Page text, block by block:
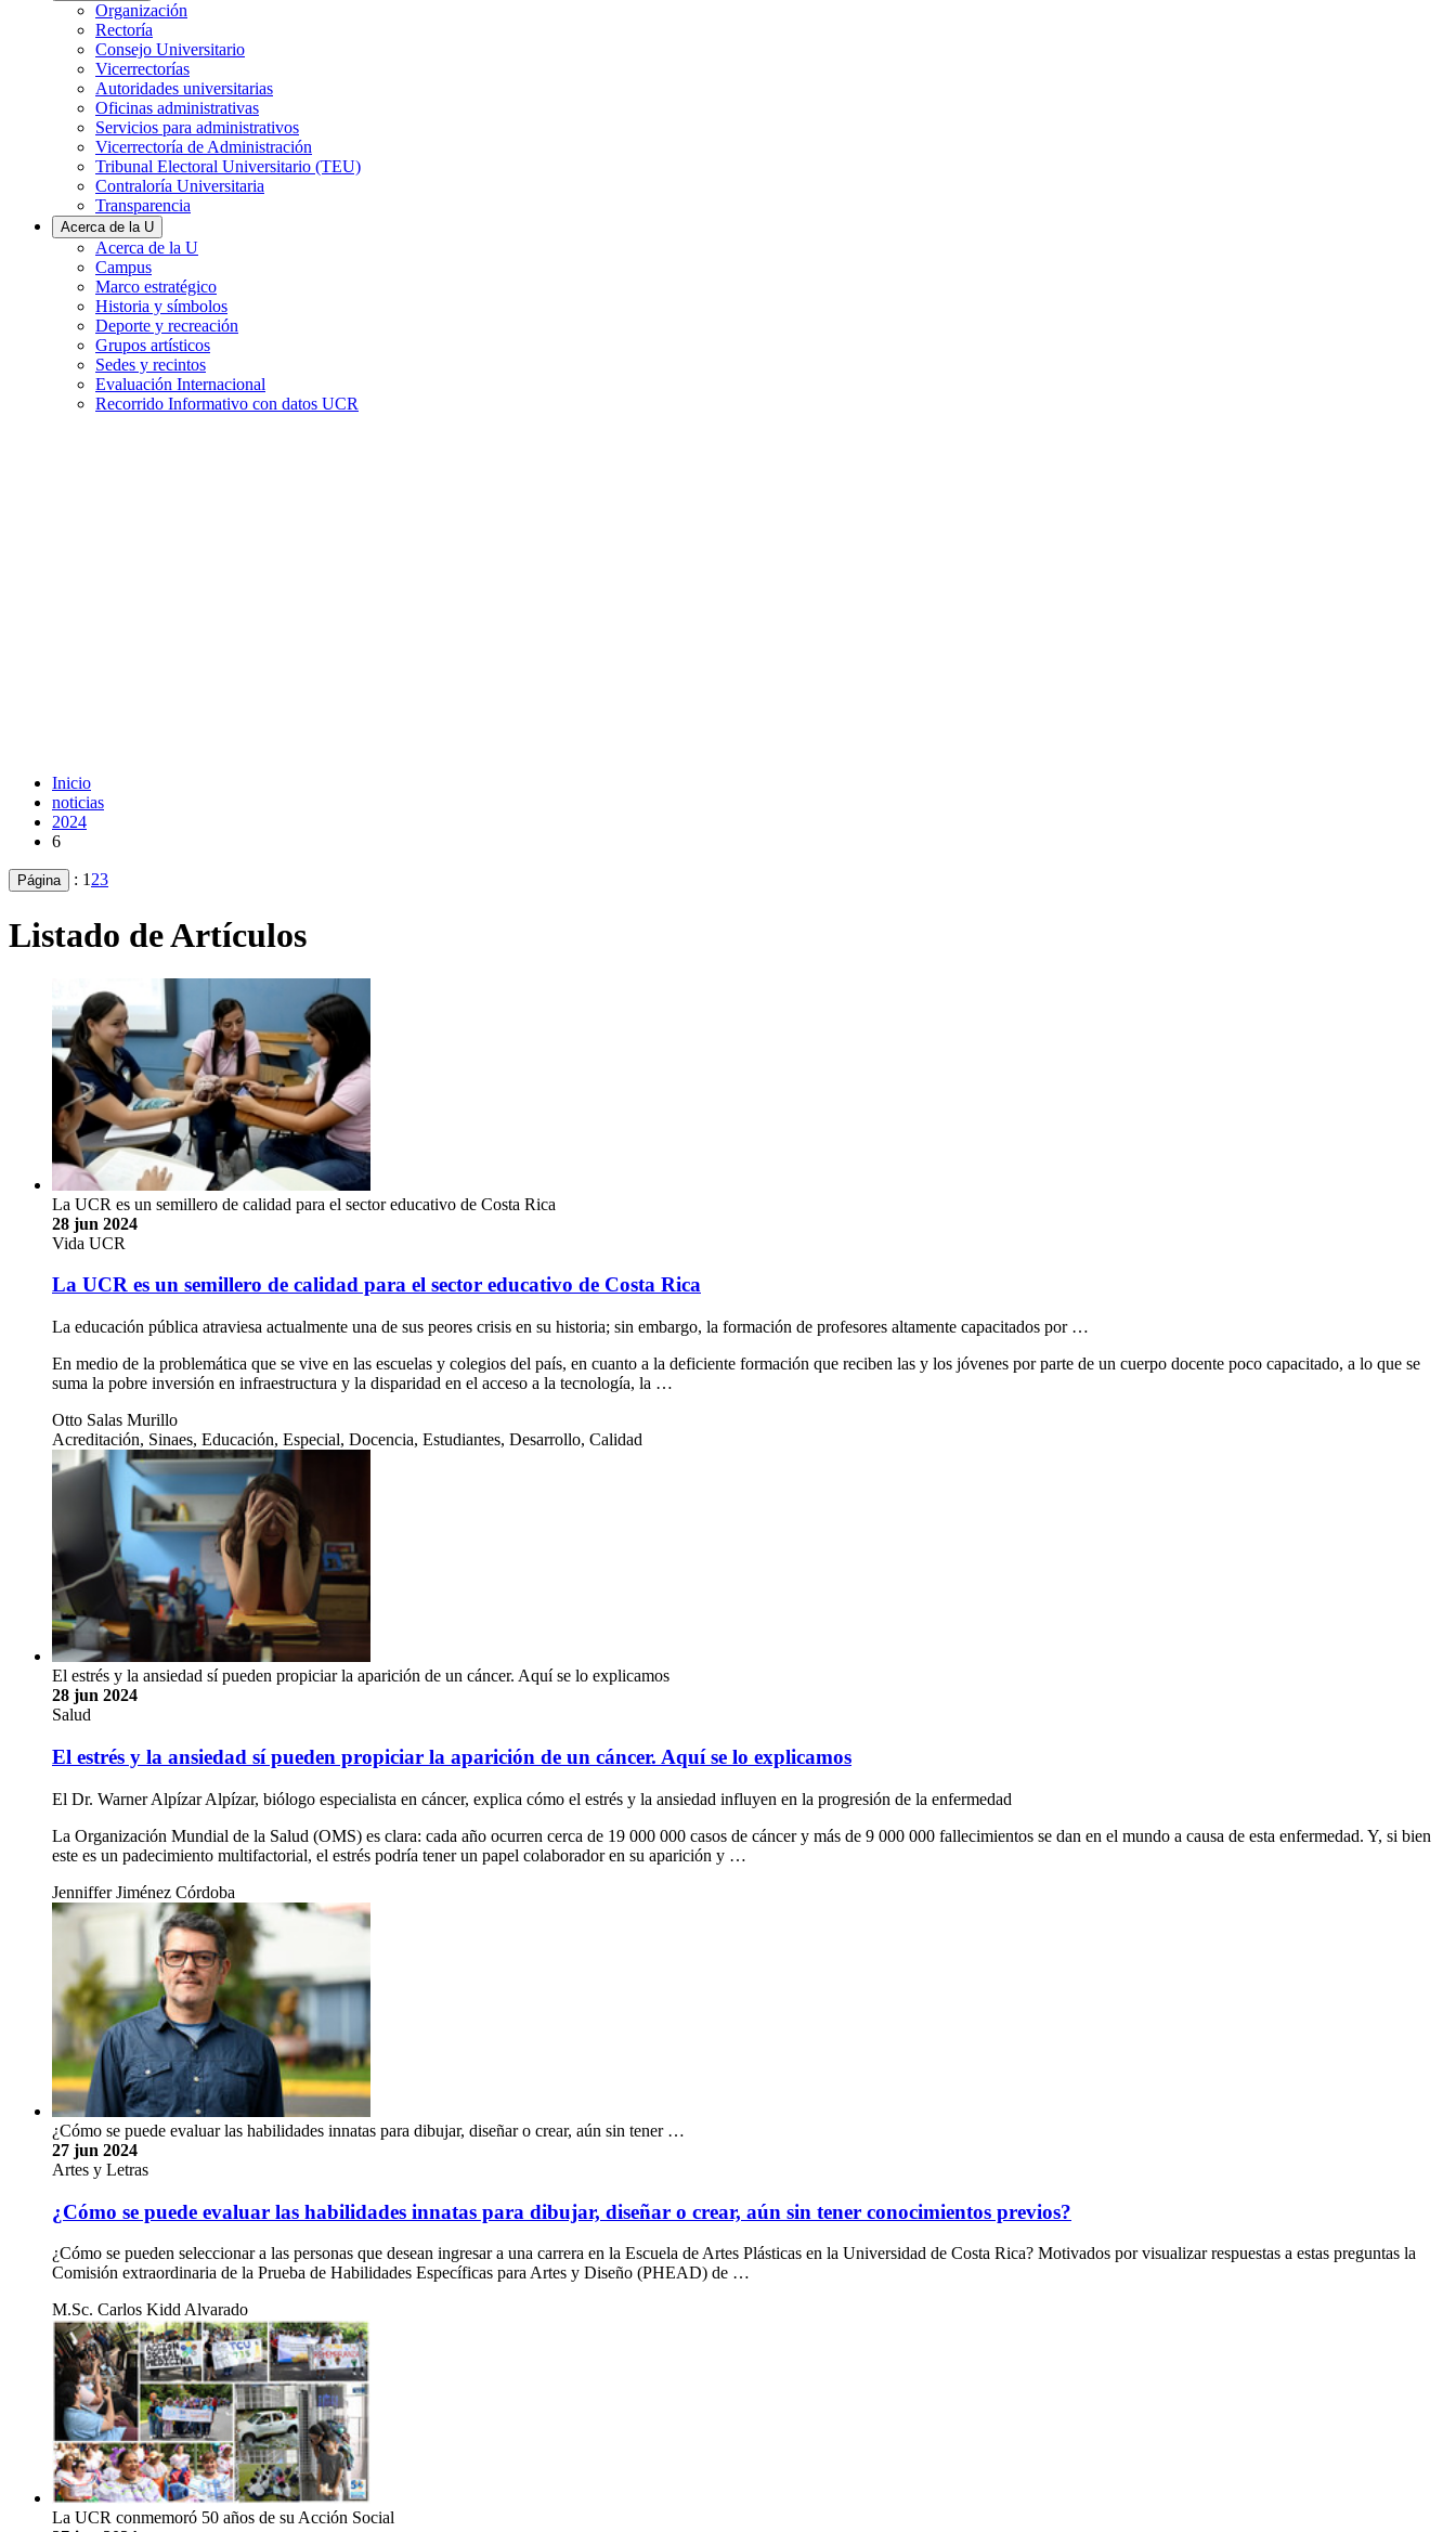
Organización
Rectoría
Consejo Universitario
Vicerrectorías
Autoridades universitarias
Oficinas administrativas
Servicios para administrativos
Vicerrectoría de Administración
Tribunal Electoral Universitario (TEU)
Contraloría Universitaria
Transparencia
Acerca de la U
Acerca de la U
Campus
Marco estratégico
Historia y símbolos
Deporte y recreación
Grupos artísticos
Sedes y recintos
Evaluación Internacional
Recorrido Informativo con datos UCR
Inicio
noticias
2024
6
Página : 1 23
Listado de Artículos
La UCR es un semillero de calidad para el sector educativo de Costa Rica
28 jun 2024
Vida UCR
La UCR es un semillero de calidad para el sector educativo de Costa Rica
La educación pública atraviesa actualmente una de sus peores crisis en su historia; sin embargo, la formación de profesores altamente capacitados por …
En medio de la problemática que se vive en las escuelas y colegios del país, en cuanto a la deficiente formación que reciben las y los jóvenes por parte de un cuerpo docente poco capacitado, a lo que se
suma la pobre inversión en infraestructura y la disparidad en el acceso a la tecnología, la …
Otto Salas Murillo
Acreditación, Sinaes, Educación, Especial, Docencia, Estudiantes, Desarrollo, Calidad
El estrés y la ansiedad sí pueden propiciar la aparición de un cáncer. Aquí se lo explicamos
28 jun 2024
Salud
El estrés y la ansiedad sí pueden propiciar la aparición de un cáncer. Aquí se lo explicamos
El Dr. Warner Alpízar Alpízar, biólogo especialista en cáncer, explica cómo el estrés y la ansiedad influyen en la progresión de la enfermedad
La Organización Mundial de la Salud (OMS) es clara: cada año ocurren cerca de 19 000 000 casos de cáncer y más de 9 000 000 fallecimientos se dan en el mundo a causa de esta enfermedad. Y, si bien
este es un padecimiento multifactorial, el estrés podría tener un papel colaborador en su aparición y …
Jenniffer Jiménez Córdoba
¿Cómo se puede evaluar las habilidades innatas para dibujar, diseñar o crear, aún sin tener …
27 jun 2024
Artes y Letras
¿Cómo se puede evaluar las habilidades innatas para dibujar, diseñar o crear, aún sin tener conocimientos previos?
¿Cómo se pueden seleccionar a las personas que desean ingresar a una carrera en la Escuela de Artes Plásticas en la Universidad de Costa Rica? Motivados por visualizar respuestas a estas preguntas la
Comisión extraordinaria de la Prueba de Habilidades Específicas para Artes y Diseño (PHEAD) de …
M.Sc. Carlos Kidd Alvarado
La UCR conmemoró 50 años de su Acción Social